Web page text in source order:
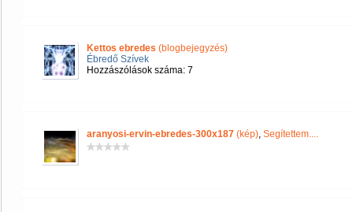
Kettos ebredes (blogbejegyzés)
Ébredő Szívek
Hozzászólások száma: 7
aranyosi-ervin-ebredes-300x187 (kép), Segítettem....